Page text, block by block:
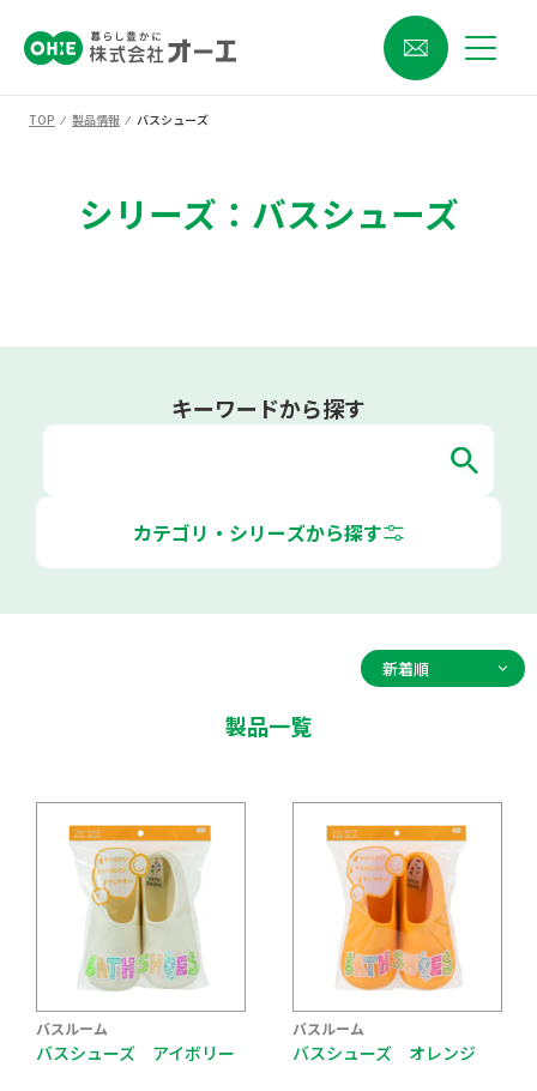
TOP ⁄ 製品情報 ⁄ バスシューズ
シリーズ：バスシューズ
キーワードから探す
カテゴリ・シリーズから探す
製品一覧
バスルーム
バスシューズ アイボリー
バスルーム
バスシューズ オレンジ